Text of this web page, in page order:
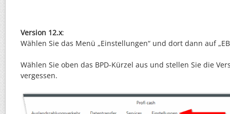
Version 12.x:
Wählen Sie das Menü „Einstellungen“ und dort dann auf
Wählen Sie oben das BPD-Kürzel aus und stellen Sie die
vergessen.